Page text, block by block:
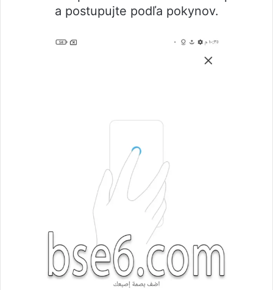
a postupujte podľa pokynov.